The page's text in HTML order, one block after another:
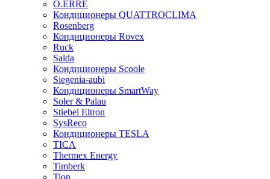
O.ERRE
Кондиционеры QUATTROCLIMA
Rosenberg
Кондиционеры Rovex
Ruck
Salda
Кондиционеры Scoole
Siegenia-aubi
Кондиционеры SmartWay
Soler & Palau
Stiebel Eltron
SysReco
Кондиционеры TESLA
TICA
Thermex Energy
Timberk
Tion